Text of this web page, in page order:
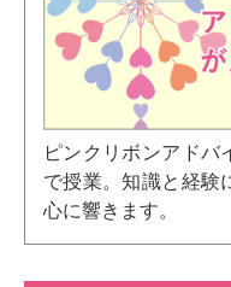
ピンクリボンアドバ
で授業。知識と経験
心に響きます。